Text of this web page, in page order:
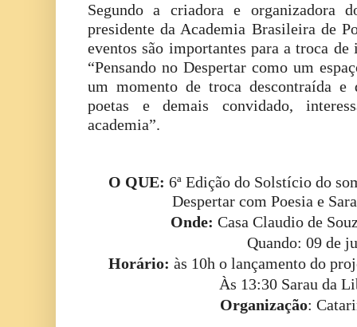
Segundo a criadora e organizadora
presidente da Academia Brasileira de
eventos são importantes para a troca de
“Pensando no Despertar como um
um momento de troca descontraída e
poetas e demais convidado,
academia”.
O QUE: 6ª Edição do Solstício do
Despertar com Poesia e
Onde: Casa Claudio de
Quando: 09 de
Horário: às 10h o lançamento do
Às 13:30 Sarau da
Organização: